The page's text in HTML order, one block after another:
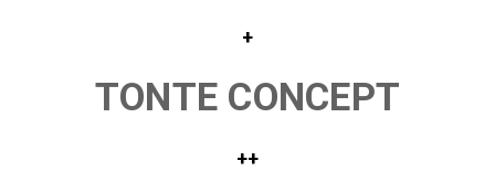
+
TONTE CONCEPT
++